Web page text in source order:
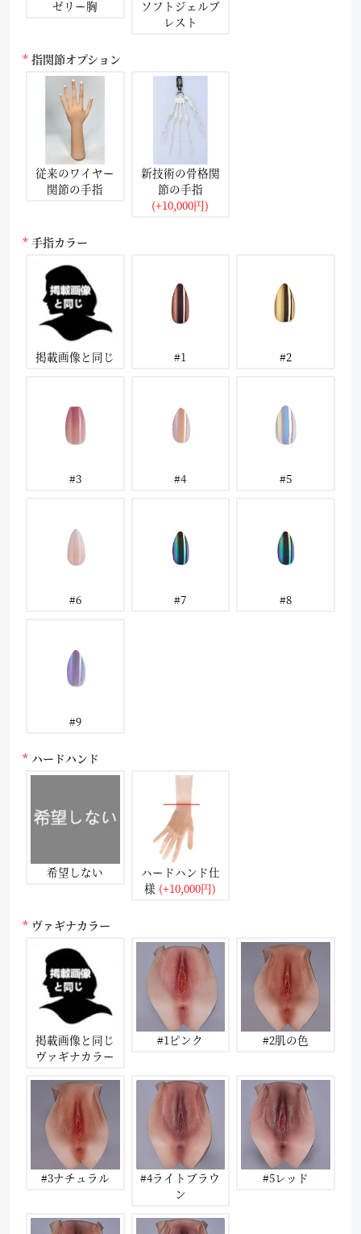
ゼリー胸
ソフトジェルブ
レスト
指関節オプション
従来のワイヤー
関節の手指
新技術の骨格関
節の手指
(+10,000円)
手指カラー
掲載画像と同じ #1 #2
#3 #4 #5
#6 #7 #8
#9
ハードハンド
希望しない
ハードハンド仕
様 (+10,000円)
ヴァギナカラー
掲載画像と同じ
ヴァギナカラー
#1ピンク #2肌の色
#3ナチュラル
#4ライトブラウ
ン
#5レッド